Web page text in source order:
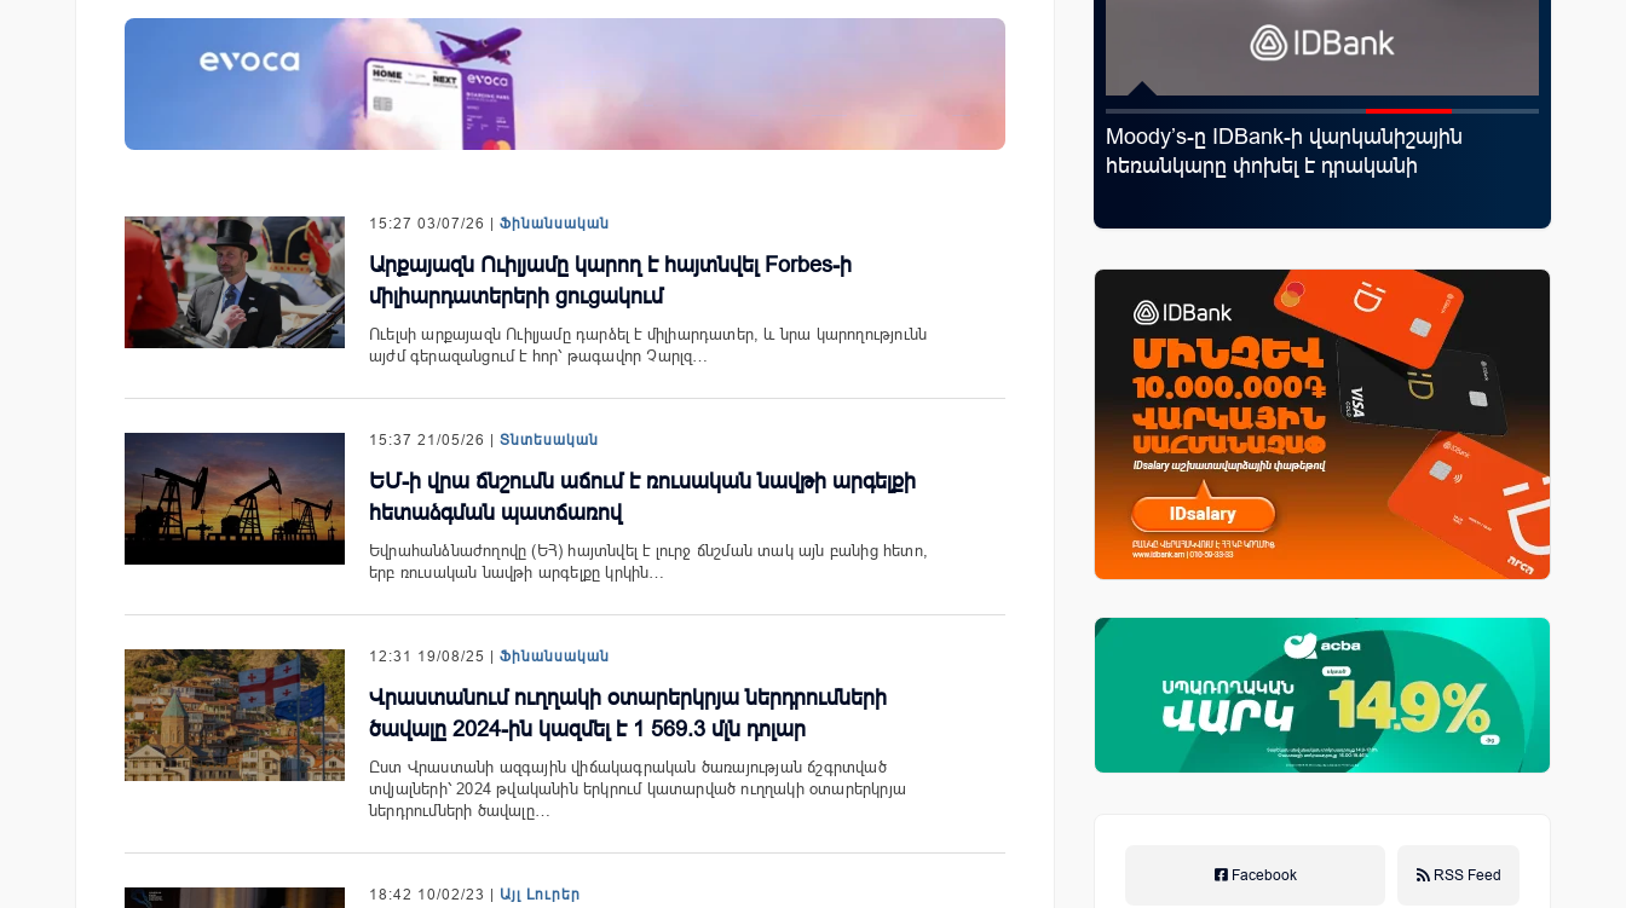
15:27 03/07/26 | Ֆինանսական
Արքայազն Ուիլյամը կարող է հայտնվել Forbes-ի
միլիարդատերերի ցուցակում
Ուելսի արքայազն Ուիլյամը դարձել է միլիարդատեր, և նրա կարողությունն
այժմ գերազանցում է հոր՝ թագավոր Չարլզ…
15:37 21/05/26 | Տնտեսական
ԵՄ-ի վրա ճնշումն աճում է ռուսական նավթի արգելքի
հետաձգման պատճառով
Եվրահանձնաժողովը (ԵՀ) հայտնվել է լուրջ ճնշման տակ այն բանից հետո,
երբ ռուսական նավթի արգելքը կրկին…
12:31 19/08/25 | Ֆինանսական
Վրաստանում ուղղակի օտարերկրյա ներդրումների
ծավալը 2024-ին կազմել է 1 569.3 մլն դոլար
Ըստ Վրաստանի ազգային վիճակագրական ծառայության ճշգրտված
տվյալների՝ 2024 թվականին երկրում կատարված ուղղակի օտարերկրյա
ներդրումների ծավալը…
18:42 10/02/23 | Այլ Լուրեր
ներկայացվեց
«Շտապ հաստատեք քարտի տվյալները»․
զեղծարարությունների մասին
Ֆասթ Բանկը Սևան Ստարտափ
Moody’s-ը IDBank-ի վարկանիշային
հեռանկարը փոխել է դրականի
Facebook RSS Feed